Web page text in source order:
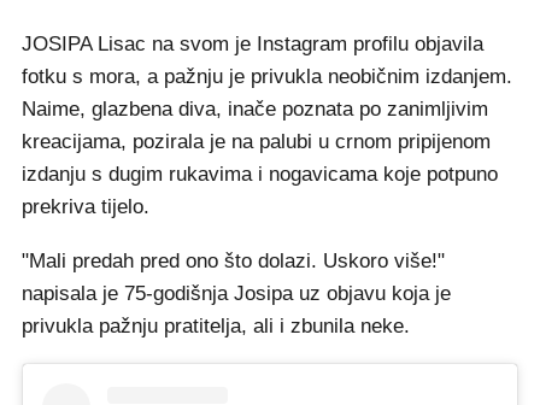
JOSIPA Lisac na svom je Instagram profilu objavila
fotku s mora, a pažnju je privukla neobičnim izdanjem.
Naime, glazbena diva, inače poznata po zanimljivim
kreacijama, pozirala je na palubi u crnom pripijenom
izdanju s dugim rukavima i nogavicama koje potpuno
prekriva tijelo.
"Mali predah pred ono što dolazi. Uskoro više!"
napisala je 75-godišnja Josipa uz objavu koja je
privukla pažnju pratitelja, ali i zbunila neke.